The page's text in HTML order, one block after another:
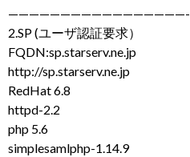
—————————————————-
2.SP (ユーザ認証要求）
FQDN:sp.starserv.ne.jp
http://sp.starserv.ne.jp
RedHat 6.8
httpd-2.2
php 5.6
simplesamlphp-1.14.9